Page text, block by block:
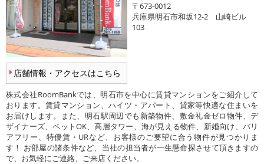
店舗情報・アクセスはこちら
〒673-0012
兵庫県明石市和坂12-2 山崎ビル
103
株式会社RoomBankでは、明石市を中心に賃貸マンションをご紹介して
おります。賃貸マンション、ハイツ・アパート、貸家等快適な住まいを
お届けします。また、明石駅周辺でも新築物件、敷金礼金ゼロ物件、デ
ザイナーズ、ペットOK、高層タワー、海が見える物件、新婚向け、バリ
アフリー、特優賃・URなど、お客様のご要望に合う物件が見つかりま
す！ お部屋の諸条件など、当社の担当者が一生懸命探させて頂きますの
で、お気軽にご連絡、ご来店ください。